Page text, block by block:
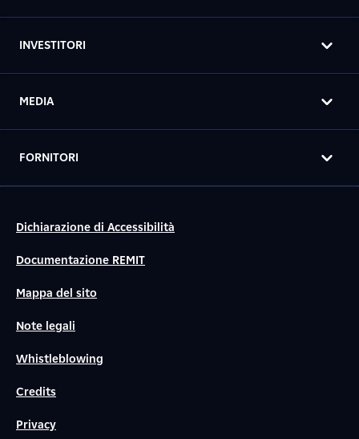
INVESTITORI
MEDIA
FORNITORI
Dichiarazione di Accessibilità
Documentazione REMIT
Mappa del sito
Note legali
Whistleblowing
Credits
Privacy